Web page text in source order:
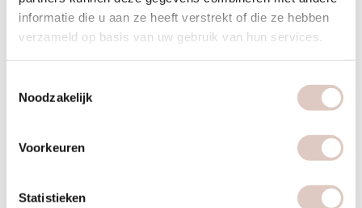
informatie die u aan ze heeft verstrekt of die ze hebben
verzameld op basis van uw gebruik van hun services.
Noodzakelijk
Voorkeuren
Statistieken
shape card
2-4 workouts per week hot cabin of
1 maand / flex 159